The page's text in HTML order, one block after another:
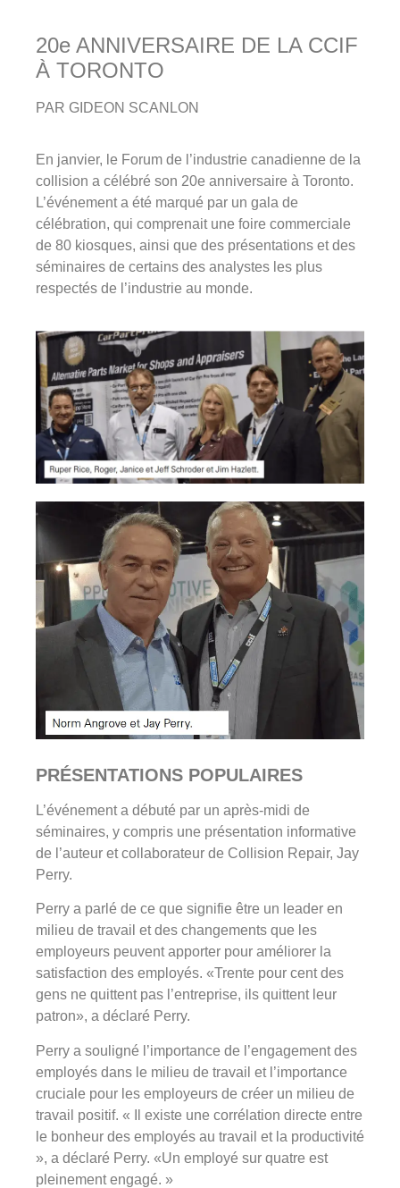
20e ANNIVERSAIRE DE LA CCIF
À TORONTO
PAR GIDEON SCANLON
En janvier, le Forum de l’industrie canadienne de la
collision a célébré son 20e anniversaire à Toronto.
L’événement a été marqué par un gala de
célébration, qui comprenait une foire commerciale
de 80 kiosques, ainsi que des présentations et des
séminaires de certains des analystes les plus
respectés de l’industrie au monde.
PRÉSENTATIONS POPULAIRES
L’événement a débuté par un après-midi de
séminaires, y compris une présentation informative
de l’auteur et collaborateur de Collision Repair, Jay
Perry.
Perry a parlé de ce que signifie être un leader en
milieu de travail et des changements que les
employeurs peuvent apporter pour améliorer la
satisfaction des employés. «Trente pour cent des
gens ne quittent pas l’entreprise, ils quittent leur
patron», a déclaré Perry.
Perry a souligné l’importance de l’engagement des
employés dans le milieu de travail et l’importance
cruciale pour les employeurs de créer un milieu de
travail positif. « Il existe une corrélation directe entre
le bonheur des employés au travail et la productivité
», a déclaré Perry. «Un employé sur quatre est
pleinement engagé. »